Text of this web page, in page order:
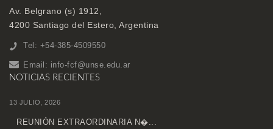
Av. Belgrano (s) 1912,
4200 Santiago del Estero, Argentina
Tel: +54-385-4509550
Email: info-fcf@unse.edu.ar
NOTICIAS RECIENTES
13 JULIO, 2026
REUNIÓN EXTRAORDINARIA N�...